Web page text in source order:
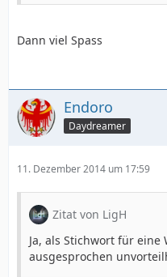
Dann viel Spass
Endoro
Daydreamer
11. Dezember 2014 um 17:59
Zitat von LigH
Ja, als Stichwort für eine
ausgesprochen